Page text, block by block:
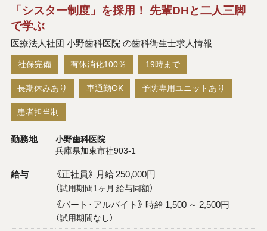
「シスター制度」を採用！ 先輩DHと二人三脚
で学ぶ
医療法人社団 小野歯科医院 の歯科衛生士求人情報
社保完備 有休消化100％ 19時まで
長期休みあり 車通勤OK 予防専用ユニットあり
患者担当制
勤務地 小野歯科医院
兵庫県加東市社903-1
給与 《正社員》 月給 250,000円
（試用期間1ヶ月 給与同額）
《パート･アルバイト》 時給 1,500 ～ 2,500円
（試用期間なし）